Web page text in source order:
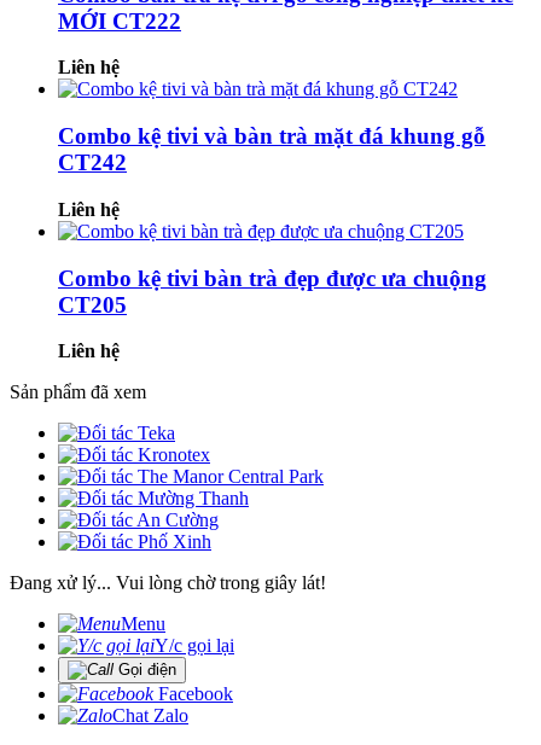
MỚI CT222
Liên hệ
Combo kệ tivi và bàn trà mặt đá khung gỗ
CT242
Liên hệ
Combo kệ tivi bàn trà đẹp được ưa chuộng
CT205
Liên hệ
Sản phẩm đã xem
Đang xử lý... Vui lòng chờ trong giây lát!
Menu
Y/c gọi lại
Gọi điện
Facebook
Chat Zalo